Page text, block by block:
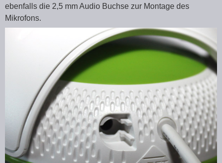
ebenfalls die 2,5 mm Audio Buchse zur Montage des
Mikrofons.